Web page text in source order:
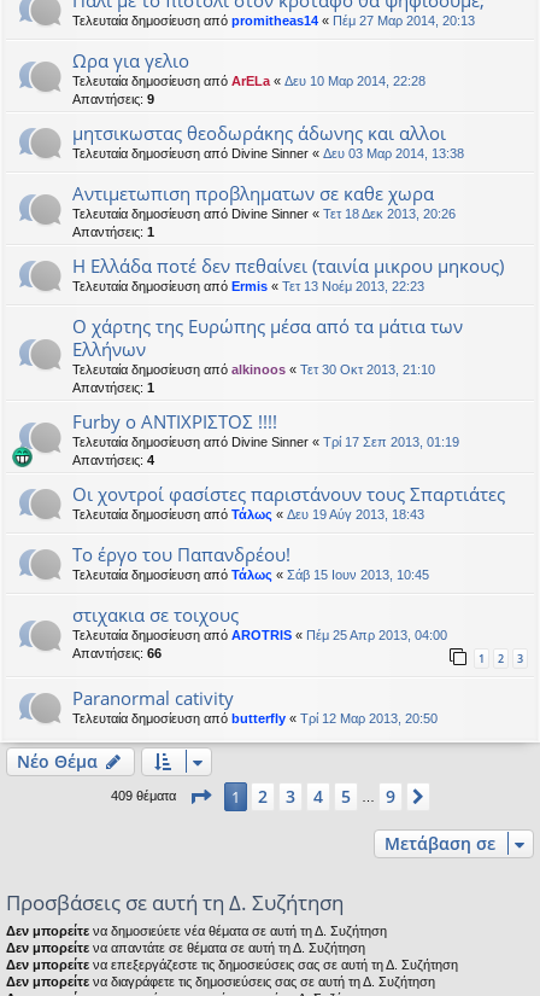
Τελευταία δημοσίευση από promitheas14 « Πέμ 27 Μαρ 2014, 20:13
Ωρα για γελιο
Τελευταία δημοσίευση από ArELa « Δευ 10 Μαρ 2014, 22:28
Απαντήσεις: 9
μητσικωστας θεοδωράκης άδωνης και αλλοι
Τελευταία δημοσίευση από Divine Sinner « Δευ 03 Μαρ 2014, 13:38
Αντιμετωπιση προβληματων σε καθε χωρα
Τελευταία δημοσίευση από Divine Sinner « Τετ 18 Δεκ 2013, 20:26
Απαντήσεις: 1
Η Ελλάδα ποτέ δεν πεθαίνει (ταινία μικρου μηκους)
Τελευταία δημοσίευση από Ermis « Τετ 13 Νοέμ 2013, 22:23
Ο χάρτης της Ευρώπης μέσα από τα μάτια των
Ελλήνων
Τελευταία δημοσίευση από alkinoos « Τετ 30 Οκτ 2013, 21:10
Απαντήσεις: 1
Furby ο ΑΝΤΙΧΡΙΣΤΟΣ !!!!
Τελευταία δημοσίευση από Divine Sinner « Τρί 17 Σεπ 2013, 01:19
Απαντήσεις: 4
Οι χοντροί φασίστες παριστάνουν τους Σπαρτιάτες
Τελευταία δημοσίευση από Τάλως « Δευ 19 Αύγ 2013, 18:43
Το έργο του Παπανδρέου!
Τελευταία δημοσίευση από Τάλως « Σάβ 15 Ιουν 2013, 10:45
στιχακια σε τοιχους
Τελευταία δημοσίευση από AROTRIS « Πέμ 25 Απρ 2013, 04:00
Απαντήσεις: 66 1 2 3
Paranormal cativity
Τελευταία δημοσίευση από butterfly « Τρί 12 Μαρ 2013, 20:50
Νέο Θέμα
409 θέματα Σελίδα από
1 2 3 4 5 9
Μετάβαση σε
Προσβάσεις σε αυτή τη Δ. Συζήτηση
Δεν μπορείτε να δημοσιεύετε νέα θέματα σε αυτή τη Δ. Συζήτηση
Δεν μπορείτε να απαντάτε σε θέματα σε αυτή τη Δ. Συζήτηση
Δεν μπορείτε να επεξεργάζεστε τις δημοσιεύσεις σας σε αυτή τη Δ. Συζήτηση
Δεν μπορείτε να διαγράφετε τις δημοσιεύσεις σας σε αυτή τη Δ. Συζήτηση